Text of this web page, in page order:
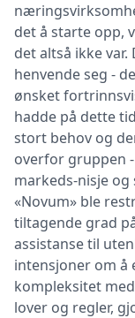
det å starte opp,
det altså ikke
henvende seg -
ønsket
hadde på dette
stort behov og
overfor gruppen
markeds-nisje og
«Novum» ble
tiltagende grad
assistanse til
intensjoner om å
kompleksitet
lover og regler,